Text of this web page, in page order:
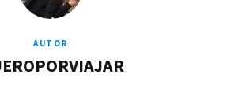
AUTOR